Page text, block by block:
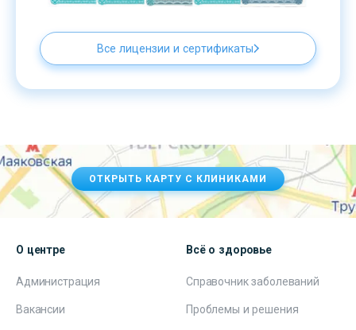
Все лицензии и сертификаты
ОТКРЫТЬ КАРТУ С КЛИНИКАМИ
О центре
Администрация
Вакансии
Всё о здоровье
Справочник заболеваний
Проблемы и решения